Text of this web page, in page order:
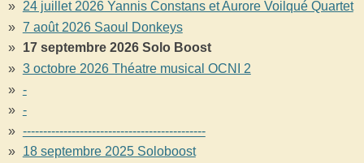
24 juillet 2026 Yannis Constans et Aurore Voilqué Quartet
7 août 2026 Saoul Donkeys
17 septembre 2026 Solo Boost
3 octobre 2026 Théatre musical OCNI 2
-
-
---------------------------------------------
18 septembre 2025 Soloboost